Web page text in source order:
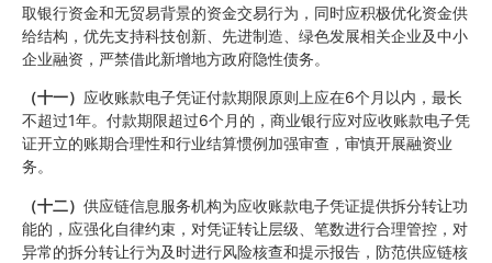
取银行资金和无贸易背景的资金交易行为，同时应积极优化资金供
给结构，优先支持科技创新、先进制造、绿色发展相关企业及中小
企业融资，严禁借此新增地方政府隐性债务。
（十一） 应收账款电子凭证付款期限原则上应在6个月以内，最长
不超过1年。付款期限超过6个月的，商业银行应对应收账款电子凭
证开立的账期合理性和行业结算惯例加强审查，审慎开展融资业
务。
（十二） 供应链信息服务机构为应收账款电子凭证提供拆分转让功
能的，应强化自律约束，对凭证转让层级、笔数进行合理管控，对
异常的拆分转让行为及时进行风险核查和提示报告，防范供应链核